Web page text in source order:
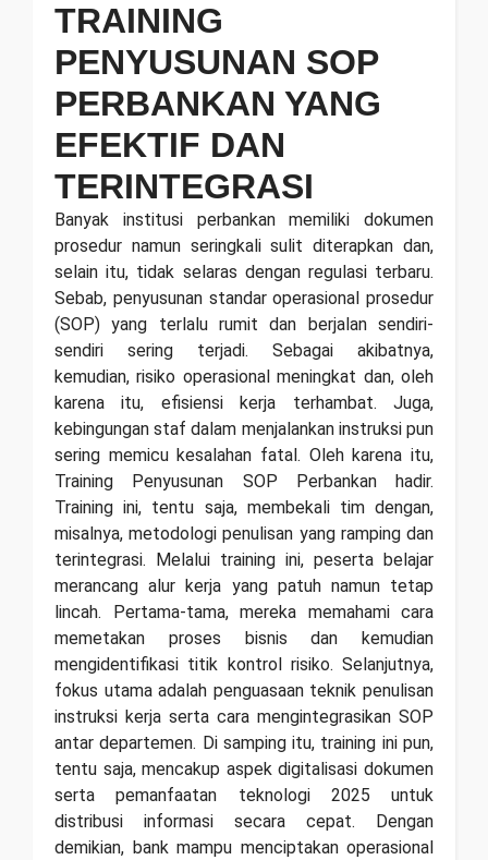
TRAINING
PENYUSUNAN SOP
PERBANKAN YANG
EFEKTIF DAN
TERINTEGRASI
Banyak institusi perbankan memiliki dokumen
prosedur namun seringkali sulit diterapkan dan,
selain itu, tidak selaras dengan regulasi terbaru.
Sebab, penyusunan standar operasional prosedur
(SOP) yang terlalu rumit dan berjalan sendiri-
sendiri sering terjadi. Sebagai akibatnya,
kemudian, risiko operasional meningkat dan, oleh
karena itu, efisiensi kerja terhambat. Juga,
kebingungan staf dalam menjalankan instruksi pun
sering memicu kesalahan fatal. Oleh karena itu,
Training Penyusunan SOP Perbankan hadir.
Training ini, tentu saja, membekali tim dengan,
misalnya, metodologi penulisan yang ramping dan
terintegrasi. Melalui training ini, peserta belajar
merancang alur kerja yang patuh namun tetap
lincah. Pertama-tama, mereka memahami cara
memetakan proses bisnis dan kemudian
mengidentifikasi titik kontrol risiko. Selanjutnya,
fokus utama adalah penguasaan teknik penulisan
instruksi kerja serta cara mengintegrasikan SOP
antar departemen. Di samping itu, training ini pun,
tentu saja, mencakup aspek digitalisasi dokumen
serta pemanfaatan teknologi 2025 untuk
distribusi informasi secara cepat. Dengan
demikian, bank mampu menciptakan operasional